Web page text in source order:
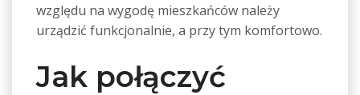
względu na wygodę mieszkańców należy
urządzić funkcjonalnie, a przy tym komfortowo.
Jak połączyć